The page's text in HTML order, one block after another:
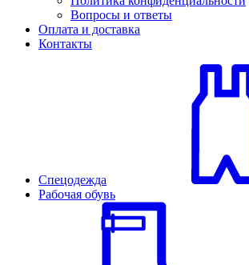
Вопросы и ответы
Оплата и доставка
Контакты
Спецодежда
Рабочая обувь